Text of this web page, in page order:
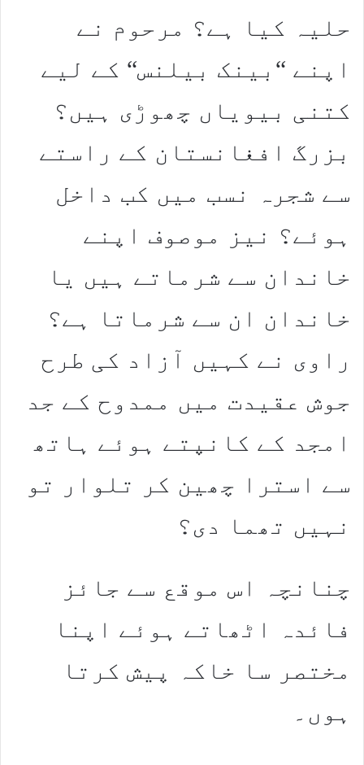
حلیہ کیا ہے؟ مرحوم نے
اپنے “بینک بیلنس“ کے لیے
کتنی بیویاں چھوڑی ہیں؟
بزرگ افغانستان کے راستے
سے شجرہ نسب میں کب داخل
ہوئے؟ نیز موصوف اپنے
خاندان سے شرماتے ہیں یا
خاندان ان سے شرماتا ہے؟
راوی نے کہیں آزاد کی طرح
جوش عقیدت میں ممدوح کے جد
امجد کے کانپتے ہوئے ہاتھ
سے استرا چھین کر تلوار تو
نہیں تھما دی؟
چنانچہ اس موقع سے جائز
فائدہ اٹھاتے ہوئے اپنا
مختصر سا خاکہ پیش کرتا
ہوں۔